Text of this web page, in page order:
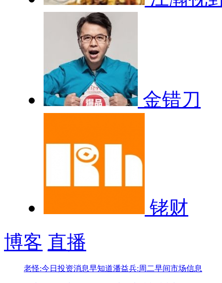
金错刀
铑财
博客 直播
老怪:今日投资消息早知道潘益兵:周二早间市场信息